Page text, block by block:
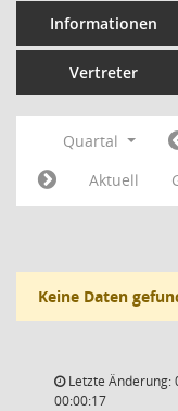
Informationen
Vertreter
Quartal
Aktuell
Keine Daten
Letzte Änderung:
00:00:17